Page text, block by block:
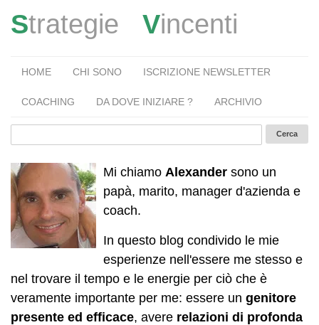
Strategie Vincenti
HOME CHI SONO ISCRIZIONE NEWSLETTER
COACHING DA DOVE INIZIARE ? ARCHIVIO
Mi chiamo Alexander sono un
papà, marito, manager d'azienda e
coach.
In questo blog condivido le mie
esperienze nell'essere me stesso e
nel trovare il tempo e le energie per ciò che è
veramente importante per me: essere un genitore
presente ed efficace, avere relazioni di profonda